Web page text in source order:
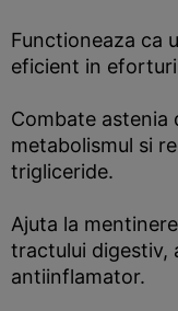
Functioneaza ca
eficient in
Combate astenia
metabolismul si
trigliceride.
Ajuta la
tractului digestiv,
antiinflamator.